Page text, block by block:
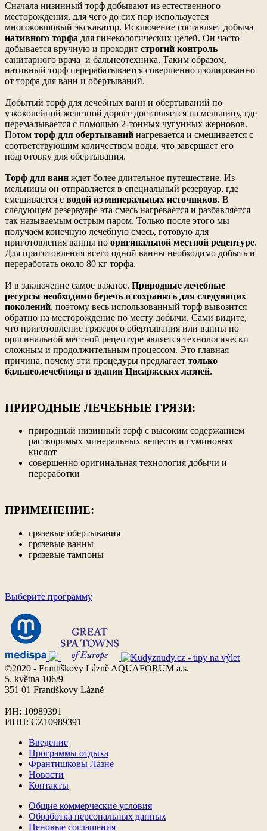
Сначала низинный торф добывают из естественного
месторождения, для чего до сих пор используется
многоковшовый экскаватор. Исключение составляет добыча
нативного торфа для гинекологических целей. Он часто
добывается вручную и проходит строгий контроль
санитарного врача и бальнеотехника. Таким образом,
нативный торф перерабатывается совершенно изолированно
от торфа для ванн и обертываний.
Добытый торф для лечебных ванн и обертываний по
узкоколейной железной дороге доставляется на мельницу, где
перемалывается с помощью 2-тонных чугунных жерновов.
Потом торф для обертываний нагревается и смешивается с
соответствующим количеством воды, что завершает его
подготовку для обертывания.
Торф для ванн ждет более длительное путешествие. Из
мельницы он отправляется в специальный резервуар, где
смешивается с водой из минеральных источников. В
следующем резервуаре эта смесь нагревается и разбавляется
так называемым острым паром. Только после этого мы
получаем конечную лечебную смесь, готовую для
приготовления ванны по оригинальной местной рецептуре.
Для приготовления всего одной ванны необходимо добыть и
переработать около 80 кг торфа.
И в заключение самое важное. Природные лечебные
ресурсы необходимо беречь и сохранять для следующих
поколений, поэтому весь использованный торф вывозится
обратно на месторождение по месту добычи. Сами видите,
что приготовление грязевого обертывания или ванны по
оригинальной местной рецептуре является технологически
сложным и продолжительным процессом. Это главная
причина, почему эти процедуры предлагает только
бальнеолечебница в здании Цисаржских лазней.
ПРИРОДНЫЕ ЛЕЧЕБНЫЕ ГРЯЗИ:
природный низинный торф с высоким содержанием
растворимых минеральных веществ и гуминовых
кислот
совершенно оригинальная технология добычи и
переработки
ПРИМЕНЕНИЕ:
грязевые обертывания
грязевые ванны
грязевые тампоны
Выберите программу
©2020 - Františkovy Lázně AQUAFORUM a.s.
5. května 106/9
351 01 Františkovy Lázně
ИН: 10989391
ИНН: CZ10989391
Введение
Программы отдыха
Франтишковы Лазне
Новости
Контакты
Общие коммерческие условия
Обработка персональных данных
Ценовые соглашения